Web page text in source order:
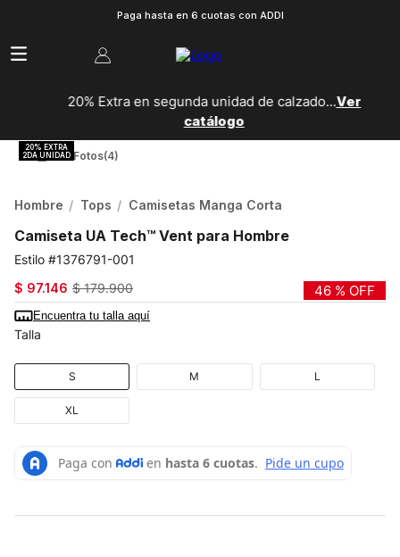
Paga hasta en 6 cuotas con ADDI
20% Extra en segunda unidad de calzado...Ver
catálogo
Ver Fotos(4)
Hombre Tops Camisetas Manga Corta
Camiseta UA Tech™ Vent para Hombre
1376791-001
$ 97.146 $ 179.900 46 % OFF
Encuentra tu talla aquí
Talla
S M L
XL